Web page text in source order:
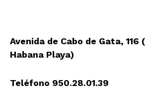
Avenida de Cabo de Gata,
Habana Playa)
Teléfono 950.28.01.39